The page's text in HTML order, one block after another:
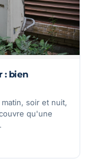
: bien
soir et nuit,
qu'une